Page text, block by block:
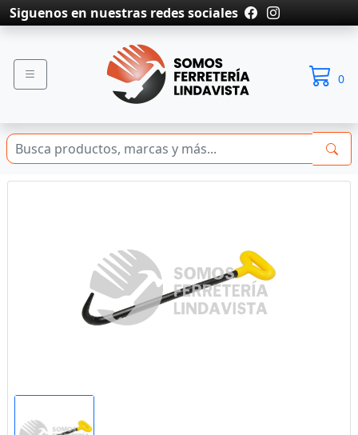
Siguenos en nuestras redes sociales
0